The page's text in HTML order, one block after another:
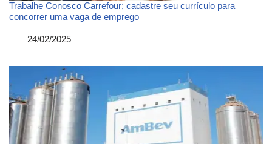
Trabalhe Conosco Carrefour; cadastre seu currículo para
concorrer uma vaga de emprego
Data24/02/2025